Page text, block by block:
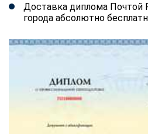
Доставка диплома Почтой
города абсолютно